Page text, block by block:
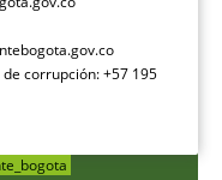
corrupción: +57 195